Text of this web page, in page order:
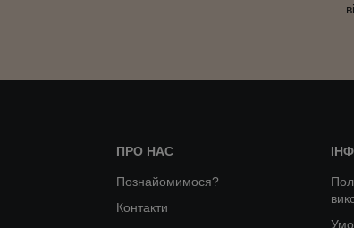
ПРО НАС
Познайомимося?
Контакти